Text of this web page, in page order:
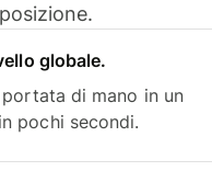
globale.
di mano in un
pochi secondi.